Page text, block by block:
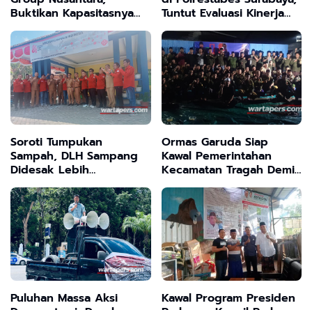
Buktikan Kapasitasnya
Sebagai Perusahaan
Yang Punya Daya Saing
Tinggi.
Tuntut Evaluasi Kinerja
dan Tegaknya Keadilan
Soroti Tumpukan
Sampah, DLH Sampang
Didesak Lebih
Profesional dalam
Jalankan Tugas
Ormas Garuda Siap
Kawal Pemerintahan
Kecamatan Tragah Demi
Kepentingan Masyarakat
Puluhan Massa Aksi
Kawal Program Presiden